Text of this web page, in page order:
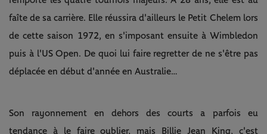
faîte de sa carrière. Elle réussira d'ailleurs le Petit Chelem lors
de cette saison 1972, en s'imposant ensuite à Wimbledon
puis à l'US Open. De quoi lui faire regretter de ne s'être pas
déplacée en début d'année en Australie…
Son rayonnement en dehors des courts a parfois eu
tendance à le faire oublier, mais Billie Jean King, c'est